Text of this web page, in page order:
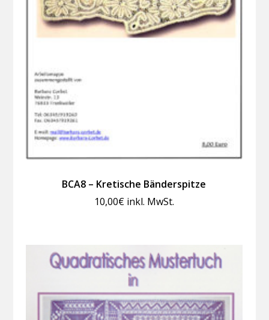
BCA8 – Kretische Bänderspitze
10,00€ inkl. MwSt.